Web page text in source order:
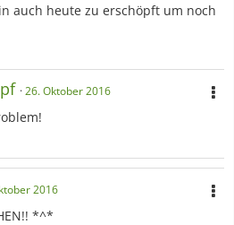
auch heute zu erschöpft um noch
26. Oktober 2016
2016
*^*